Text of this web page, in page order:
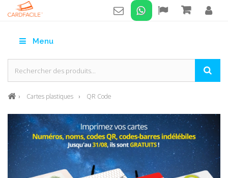
Menu
Cartes plastiques QR Code